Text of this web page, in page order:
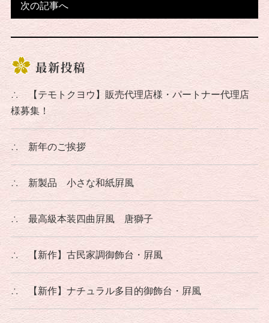
次の記事へ
最新投稿
∴
【テモトクヨウ】販売代理店様・パートナー代理店
様募集！
∴ 新年のご挨拶
∴ 新製品 小さな和紙屛風
∴ 最高級本装四曲屛風 唐獅子
∴ 【新作】古民家調御飾台・屛風
∴ 【新作】ナチュラル多目的御飾台・屛風